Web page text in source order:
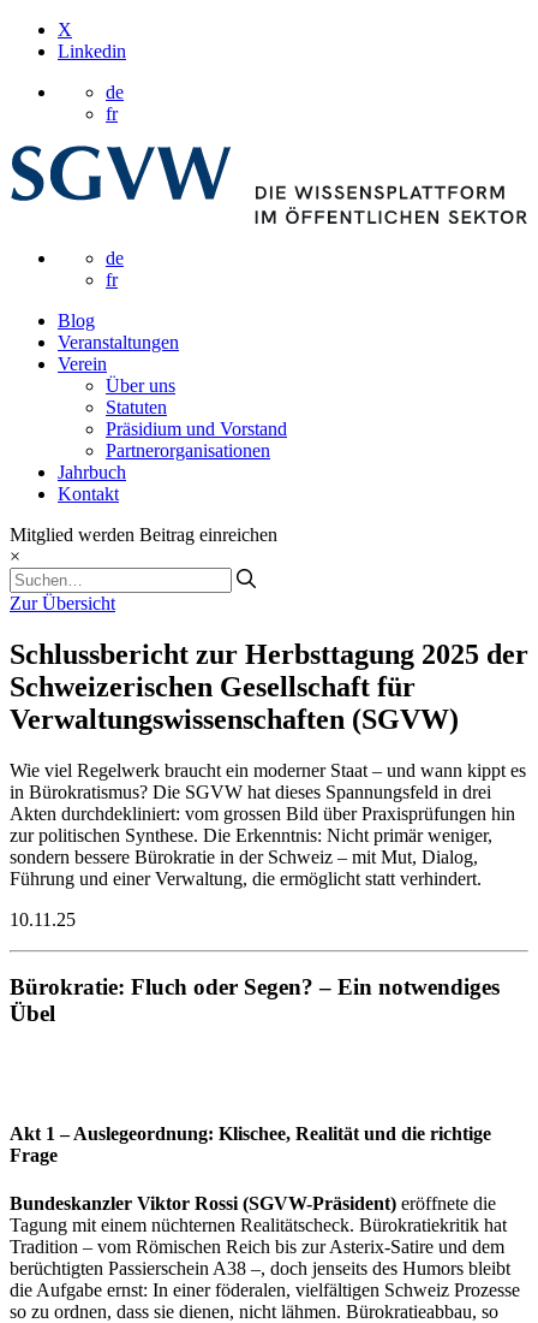
X
Linkedin
de
fr
de
fr
Blog
Veranstaltungen
Verein
Über uns
Statuten
Präsidium und Vorstand
Partnerorganisationen
Jahrbuch
Kontakt
Mitglied werden Beitrag einreichen
×
Zur Übersicht
Schlussbericht zur Herbsttagung 2025 der
Schweizerischen Gesellschaft für
Verwaltungswissenschaften (SGVW)
Wie viel Regelwerk braucht ein moderner Staat – und wann kippt es
in Bürokratismus? Die SGVW hat dieses Spannungsfeld in drei
Akten durchdekliniert: vom grossen Bild über Praxisprüfungen hin
zur politischen Synthese. Die Erkenntnis: Nicht primär weniger,
sondern bessere Bürokratie in der Schweiz – mit Mut, Dialog,
Führung und einer Verwaltung, die ermöglicht statt verhindert.
10.11.25
Bürokratie: Fluch oder Segen? – Ein notwendiges
Übel
Akt 1 – Auslegeordnung: Klischee, Realität und die richtige
Frage
Bundeskanzler Viktor Rossi (SGVW-Präsident) eröffnete die
Tagung mit einem nüchternen Realitätscheck. Bürokratiekritik hat
Tradition – vom Römischen Reich bis zur Asterix-Satire und dem
berüchtigten Passierschein A38 –, doch jenseits des Humors bleibt
die Aufgabe ernst: In einer föderalen, vielfältigen Schweiz Prozesse
so zu ordnen, dass sie dienen, nicht lähmen. Bürokratieabbau, so